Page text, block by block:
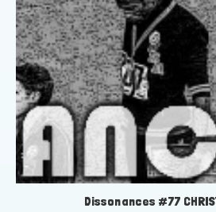
Dissonances #77